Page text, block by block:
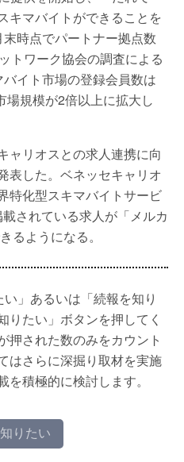
キマバイトができることを
時点でパートナー拠点数
トワーク協会の調査による
イト市場の登録会員数は
規模が2倍以上に拡大し
ャリオスとの求人連携に向
表した。ベネッセキャリオ
特化型スキマバイトサービ
されている求人が「メルカ
るようになる。
」あるいは「続報を知り
りたい」ボタンを押してく
押された数のみをカウント
はさらに深掘り取材を実施
積極的に検討します。
りたい